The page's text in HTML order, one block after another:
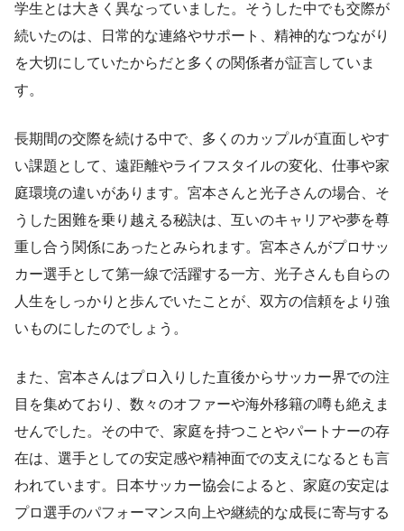
学生とは大きく異なっていました。そうした中でも交際が
続いたのは、日常的な連絡やサポート、精神的なつながり
を大切にしていたからだと多くの関係者が証言していま
す。
長期間の交際を続ける中で、多くのカップルが直面しやす
い課題として、遠距離やライフスタイルの変化、仕事や家
庭環境の違いがあります。宮本さんと光子さんの場合、そ
うした困難を乗り越える秘訣は、互いのキャリアや夢を尊
重し合う関係にあったとみられます。宮本さんがプロサッ
カー選手として第一線で活躍する一方、光子さんも自らの
人生をしっかりと歩んでいたことが、双方の信頼をより強
いものにしたのでしょう。
また、宮本さんはプロ入りした直後からサッカー界での注
目を集めており、数々のオファーや海外移籍の噂も絶えま
せんでした。その中で、家庭を持つことやパートナーの存
在は、選手としての安定感や精神面での支えになるとも言
われています。日本サッカー協会によると、家庭の安定は
プロ選手のパフォーマンス向上や継続的な成長に寄与する